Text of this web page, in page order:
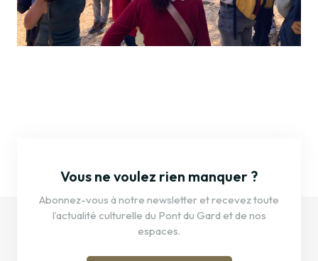
Vous ne voulez rien manquer ?
Abonnez-vous à notre newsletter et recevez toute
l’actualité culturelle du Pont du Gard et de nos
espaces.